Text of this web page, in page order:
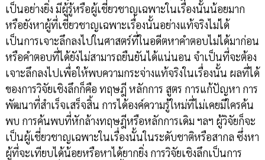
เป็นอย่างยิ่ง มีผู้รู้หรือผู้เชี่ยวชาญเฉพาะในเรื่องนั้นน้อยมาก
หรือยังหาผู้ที่เชี่ยวชาญเฉพาะเรื่องนั้นอย่างแท้จริงไม่ได้
เป็นการเจาะลึกลงไปในศาสตร์ที่ในอดีตหาคำตอบไม่ได้มาก่อน
หรือคำตอบที่ได้ยังไม่สามารถยืนยันได้แน่นอน จำเป็นที่จะต้อง
เจาะลึกลงไปเพื่อให้พบความกระจ่างแท้จริงในเรื่องนั้น ผลที่ได้
ของการวิจัยเชิงลึกก็คือ ทฤษฎี หลักการ สูตร การแก้ปัญหา การ
พัฒนาที่สำเร็จเสร็จสิ้น การได้องค์ความรู้ใหม่ที่ไม่เคยมีใครค้น
พบ การค้นพบที่หักล้างทฤษฎีหรือหลักการเดิม ฯลฯ ผู้วิจัยก็จะ
เป็นผู้เชี่ยวชาญเฉพาะในเรื่องนั้นในระดับชาติหรือสากล ซึ่งหา
ผู้ที่จะเทียบได้น้อยหรือหาได้ยากยิ่ง การวิจัยเชิงลึกเป็นการ